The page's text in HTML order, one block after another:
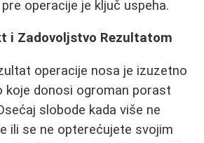
operacije je ključ uspeha.
i Zadovoljstvo Rezultatom
operacije nosa je izuzetno
koje donosi ogroman porast
slobode kada više ne
ili se ne opterećujete svojim